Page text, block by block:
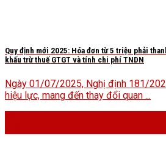
Quy định mới 2025: Hóa đơn từ 5 triệu phải
khấu trừ thuế GTGT và tính chi phí TNDN
Ngày 01/07/2025, Nghị định 181/
hiệu lực, mang đến thay đổi quan ...